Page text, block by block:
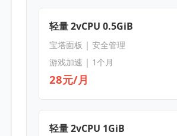
轻量 2vCPU 0.5GiB
宝塔面板 | 安全管理
游戏加速 | 1个月
28元/月
轻量 2vCPU 1GiB